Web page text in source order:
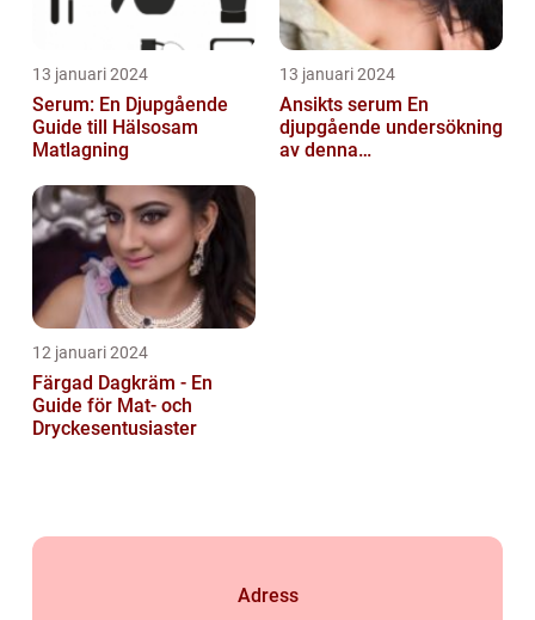
13 januari 2024
Serum: En Djupgående
Guide till Hälsosam
Matlagning
13 januari 2024
Ansikts serum En
djupgående undersökning
av denna
12 januari 2024
Färgad Dagkräm - En
Guide för Mat- och
Dryckesentusiaster
Adress